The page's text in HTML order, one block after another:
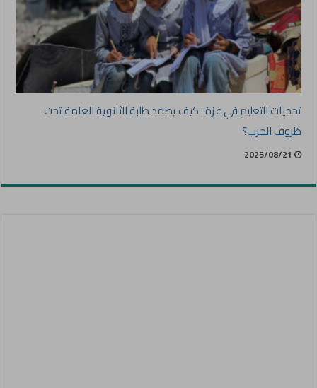
تحديات التعليم في غزة : كيف يصمد طلبة الثانوية العامة تحت
ظروف الحرب؟
2025/08/21